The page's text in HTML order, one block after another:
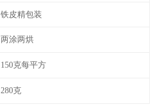
铁皮精包装
两涂两烘
150克每平方
280克